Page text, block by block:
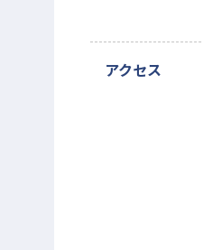
アクセス